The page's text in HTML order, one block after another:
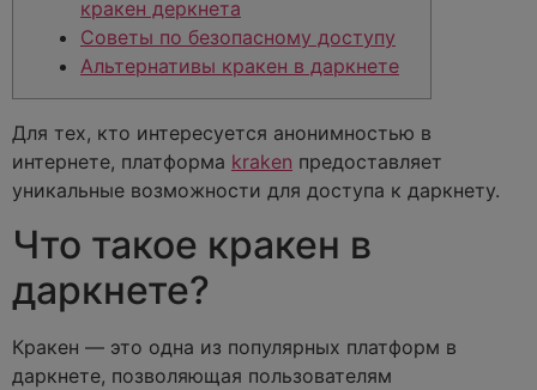
кракен деркнета
Советы по безопасному доступу
Альтернативы кракен в даркнете
Для тех, кто интересуется анонимностью в
интернете, платформа kraken предоставляет
уникальные возможности для доступа к даркнету.
Что такое кракен в
даркнете?
Кракен — это одна из популярных платформ в
даркнете, позволяющая пользователям